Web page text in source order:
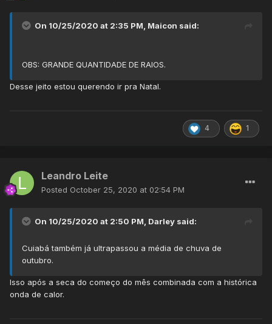
On 10/25/2020 at 2:35 PM, Maicon said:
OBS: GRANDE QUANTIDADE DE RAIOS.
Desse jeito estou querendo ir pra Natal.
4 1
Leandro Leite
Posted October 25, 2020 at 02:54 PM
On 10/25/2020 at 2:50 PM, Darley said:
Cuiabá também já ultrapassou a média de chuva de
outubro.
Isso após a seca do começo do mês combinada com a histórica
onda de calor.